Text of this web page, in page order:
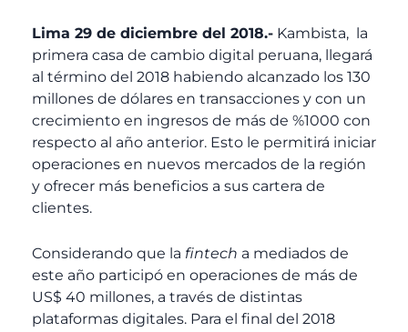
Lima 29 de diciembre del 2018.- Kambista, la
primera casa de cambio digital peruana, llegará
al término del 2018 habiendo alcanzado los 130
millones de dólares en transacciones y con un
crecimiento en ingresos de más de %1000 con
respecto al año anterior. Esto le permitirá iniciar
operaciones en nuevos mercados de la región
y ofrecer más beneficios a sus cartera de
clientes.
Considerando que la fintech a mediados de
este año participó en operaciones de más de
US$ 40 millones, a través de distintas
plataformas digitales. Para el final del 2018